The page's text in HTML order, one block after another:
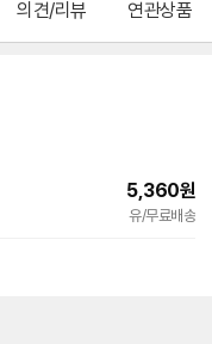
의견/리뷰 연관상품
5,360원
유/무료배송